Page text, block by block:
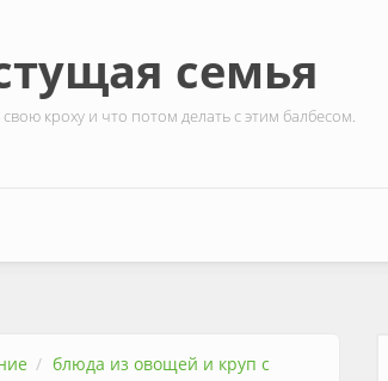
семья
свою кроху и что потом делать с этим балбесом.
блюда из овощей и круп с